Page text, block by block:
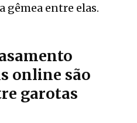
gêmea entre elas.
online são
garotas